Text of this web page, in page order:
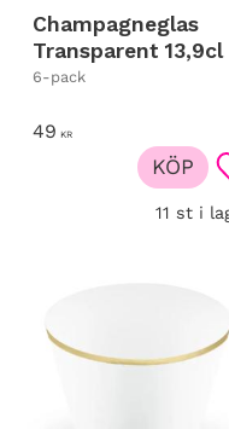
Champagneglas
Transparent 13,9cl
6-pack
49 KR
11 st i
KÖP